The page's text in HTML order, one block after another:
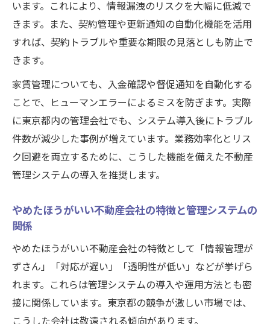
います。これにより、情報漏洩のリスクを大幅に低減で
きます。また、契約管理や更新通知の自動化機能を活用
すれば、契約トラブルや重要な期限の見落としも防止で
きます。
家賃管理についても、入金確認や督促通知を自動化する
ことで、ヒューマンエラーによるミスを防ぎます。実際
に東京都内の管理会社でも、システム導入後にトラブル
件数が減少した事例が増えています。業務効率化とリス
ク回避を両立するために、こうした機能を備えた不動産
管理システムの導入を推奨します。
やめたほうがいい不動産会社の特徴と管理システムの
関係
やめたほうがいい不動産会社の特徴として「情報管理が
ずさん」「対応が遅い」「透明性が低い」などが挙げら
れます。これらは管理システムの導入や運用方法とも密
接に関係しています。東京都の競争が激しい市場では、
こうした会社は敬遠される傾向があります。